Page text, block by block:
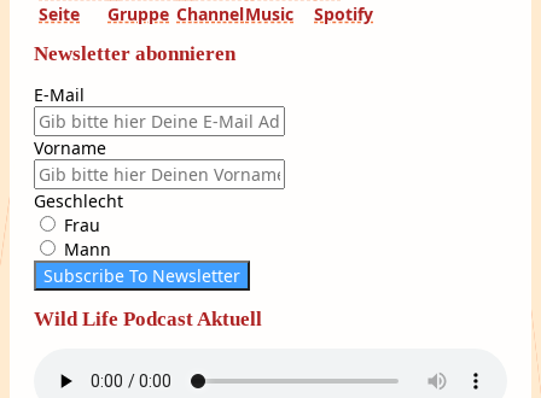
Newsletter abonnieren
E-Mail
Vorname
Geschlecht
Frau
Mann
Subscribe To Newsletter
Wild Life Podcast Aktuell